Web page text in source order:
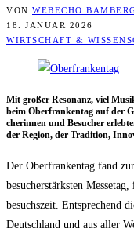
VON WEBECHO
18. JANUAR 2026
WIRTSCHAFT &
Mit gro­ßer Reso­nanz, viel
beim Ober­fran­ken­tag auf der
che­rin­nen und Besu­cher
der Regi­on, der Tra­di­ti­on,
Der Ober­fran­ken­tag fand
besu­cher­stärks­ten
be­suchs­zeit. Ent­spre­chend
Deutsch­land und aus aller